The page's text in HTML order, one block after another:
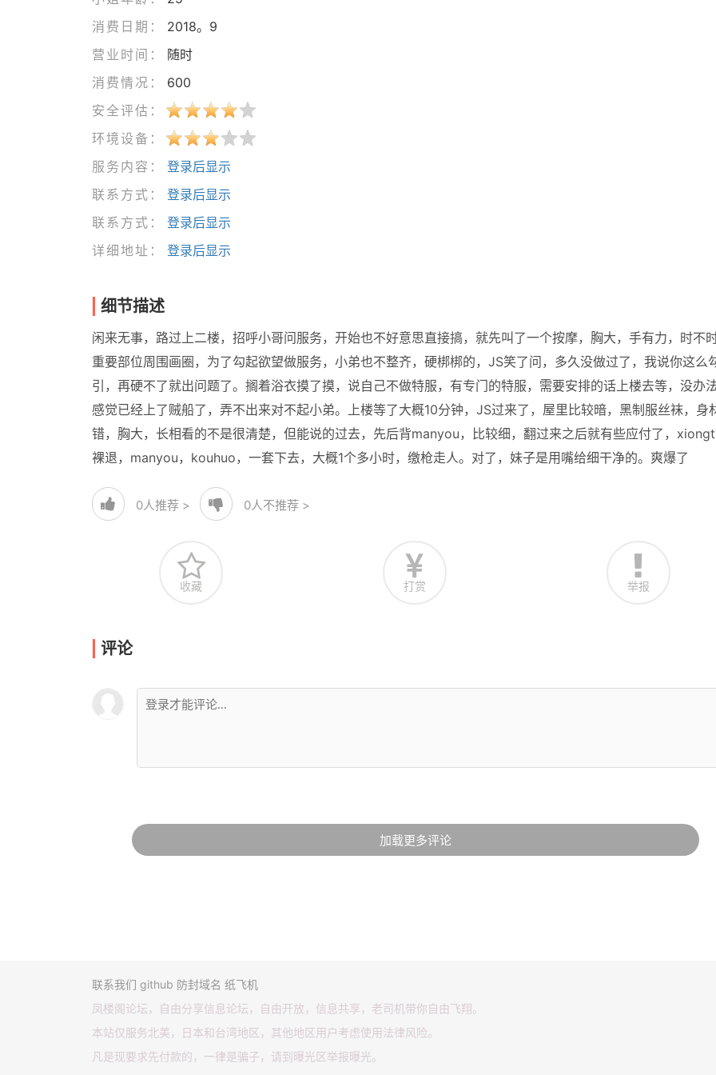
消费日期：
2018。9
营业时间：
随时
消费情况：
600
安全评估：
环境设备：
服务内容：
登录后显示
联系方式：
登录后显示
联系方式：
登录后显示
详细地址：
登录后显示
细节描述
闲来无事，路过上二楼，招呼小哥问服务，开始也不好意思直接搞，就先叫了一个按摩，胸大，手有力，时不
重要部位周围画圈，为了勾起欲望做服务，小弟也不整齐，硬梆梆的，JS笑了问，多久没做过了，我说你这么
引，再硬不了就出问题了。搁着浴衣摸了摸，说自己不做特服，有专门的特服，需要安排的话上楼去等，没办法
感觉已经上了贼船了，弄不出来对不起小弟。上楼等了大概10分钟，JS过来了，屋里比较暗，黑制服丝袜，身
错，胸大，长相看的不是很清楚，但能说的过去，先后背manyou，比较细，翻过来之后就有些应付了，
裸退，manyou，kouhuo，一套下去，大概1个多小时，缴枪走人。对了，妹子是用嘴给细干净的。爽爆了
0人推荐 > 0人不推荐 >
收藏 打赏 举报
评论
加载更多评论
联系我们 github 防封域名 纸飞机
凤楼阁论坛，自由分享信息论坛，自由开放，信息共享，老司机带你自由飞翔。
本站仅服务北美，日本和台湾地区，其他地区用户考虑使用法律风险。
凡是现要求先付款的，一律是骗子，请到曝光区举报曝光。